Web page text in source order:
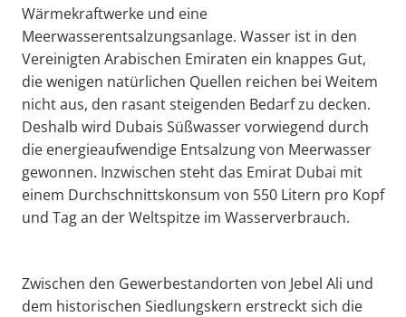
Wärmekraftwerke und eine
Meerwasserentsalzungsanlage. Wasser ist in den
Vereinigten Arabischen Emiraten ein knappes Gut,
die wenigen natürlichen Quellen reichen bei Weitem
nicht aus, den rasant steigenden Bedarf zu decken.
Deshalb wird Dubais Süßwasser vorwiegend durch
die energieaufwendige Entsalzung von Meerwasser
gewonnen. Inzwischen steht das Emirat Dubai mit
einem Durchschnittskonsum von 550 Litern pro Kopf
und Tag an der Weltspitze im Wasserverbrauch.
Zwischen den Gewerbestandorten von Jebel Ali und
dem historischen Siedlungskern erstreckt sich die